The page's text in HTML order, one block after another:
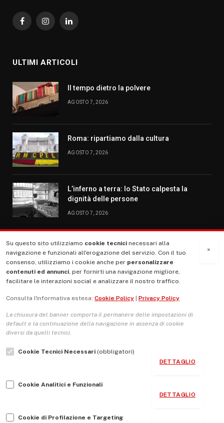
FacebookInstagramLinkedIn
ULTIMI ARTICOLI
Il tempo dietro la polvere
AGOSTO 7, 2026
Roma: ripartiamo dalla cultura
AGOSTO 7, 2026
L’inferno a terra: lo Stato calpesta la
dignità delle persone
AGOSTO 7, 2026
MENU
La Nostra Storia
Le Copertine
L’Associazione
Indirizzo Socio Politico Culturale
Guida per le autrici e gli autori
×
Su questo sito utilizziamo cookie tecnici necessari alla
navigazione e funzionali all'erogazione del servizio. Con il tuo
consenso, utilizziamo i cookie anche per personalizzare
contenuti ed annunci, per fornirti una navigazione migliore,
facilitare le interazioni social e analizzare il nostro traffico.
Consulta l'informativa estesa: Cookie Policy Privacy Policy
La chiusura del banner comporta il permanere delle impostazioni di
default e la continuazione della navigazione in assenza di cookie
diversi da quelli tecnici.
Cookie Tecnici Necessari (obbligatori)
DETTAGLIO
Cookie Analitici e Funzionali
DETTAGLIO
Cookie di Profilazione e Targeting